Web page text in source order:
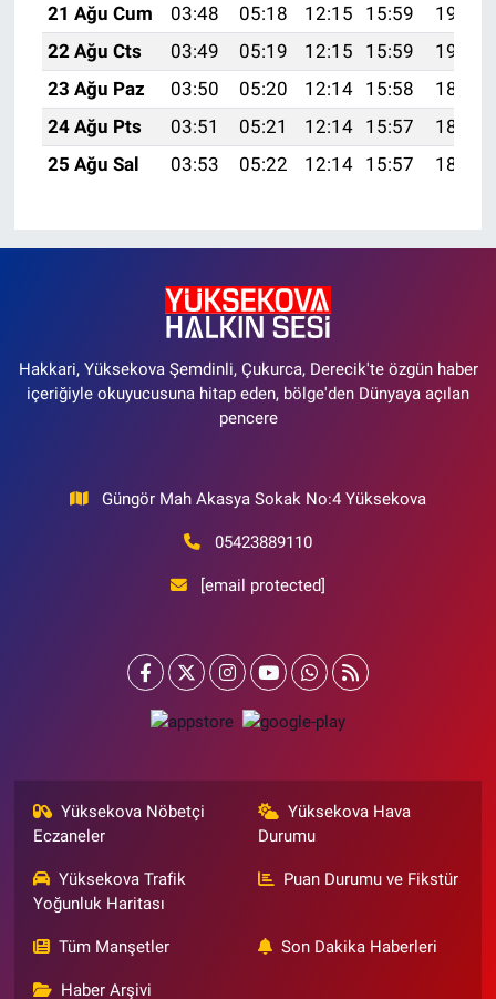
21 Ağu Cum
03:48 05:18 12:15 15:59
19:02
22 Ağu Cts
03:49 05:19 12:15 15:59
19:00
23 Ağu Paz
03:50 05:20 12:14 15:58
18:59
24 Ağu Pts
03:51 05:21 12:14 15:57
18:57
25 Ağu Sal
03:53 05:22 12:14 15:57 18:56
Hakkari, Yüksekova Şemdinli, Çukurca, Derecik'te özgün haber
içeriğiyle okuyucusuna hitap eden, bölge'den Dünyaya açılan
pencere
Güngör Mah Akasya Sokak No:4 Yüksekova
05423889110
[email protected]
Yüksekova Nöbetçi
Eczaneler
Yüksekova Hava
Durumu
Yüksekova Trafik
Yoğunluk Haritası
Puan Durumu ve Fikstür
Tüm Manşetler Son Dakika Haberleri
Haber Arşivi